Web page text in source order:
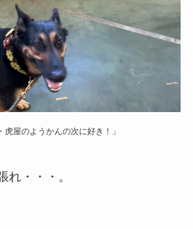
虎屋のようかんの次に好き！」
れ・・・。